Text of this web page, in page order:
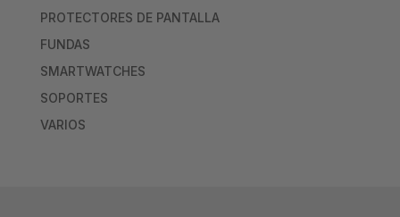
PROTECTORES DE PANTALLA
FUNDAS
SMARTWATCHES
SOPORTES
VARIOS